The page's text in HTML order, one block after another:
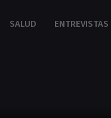
SALUD ENTREVISTAS